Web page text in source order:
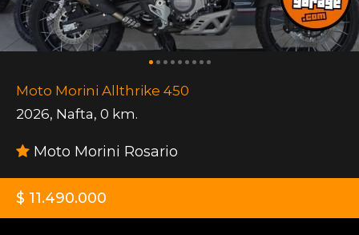
Moto Morini Allthrike 450
2026, Nafta, 0 km.
Moto Morini Rosario
$ 11.490.000